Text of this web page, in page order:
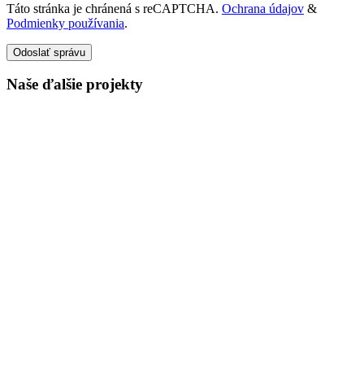
Táto stránka je chránená s reCAPTCHA. Ochrana údajov &
Podmienky používania.
Odoslať správu
Naše ďalšie projekty